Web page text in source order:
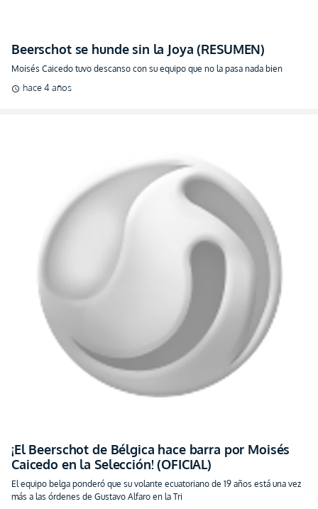
Beerschot se hunde sin la Joya (RESUMEN)
Moisés Caicedo tuvo descanso con su equipo que no la pasa nada bien
schedule hace 4 años
¡El Beerschot de Bélgica hace barra por Moisés
Caicedo en la Selección! (OFICIAL)
El equipo belga ponderó que su volante ecuatoriano de 19 años está una vez
más a las órdenes de Gustavo Alfaro en la Tri